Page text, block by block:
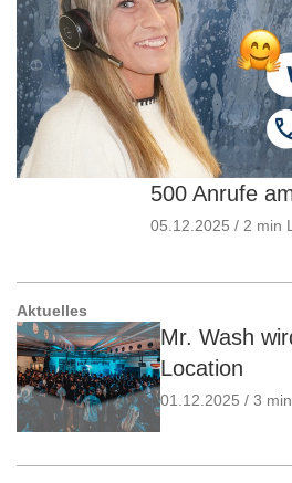
500 Anrufe
05.12.2025 / 2 min
Aktuelles
Mr. Wash
Location
01.12.2025 / 3